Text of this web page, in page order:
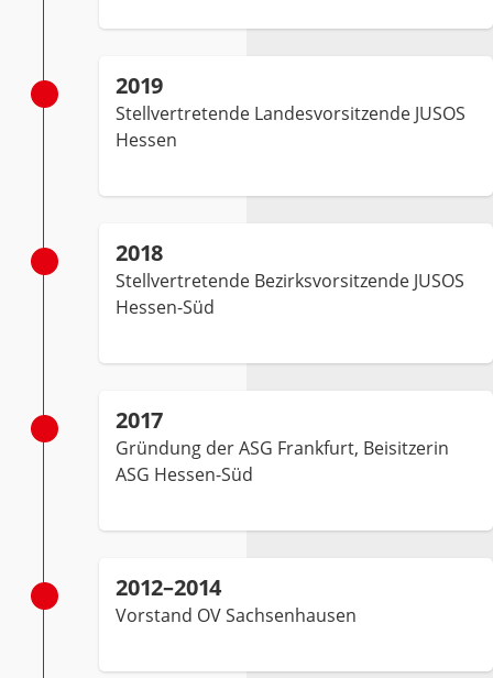
2019
Stellvertretende Landesvorsitzende JUSOS
Hessen
2018
Stellvertretende Bezirksvorsitzende JUSOS
Hessen-Süd
2017
Gründung der ASG Frankfurt, Beisitzerin
ASG Hessen-Süd
2012–2014
Vorstand OV Sachsenhausen